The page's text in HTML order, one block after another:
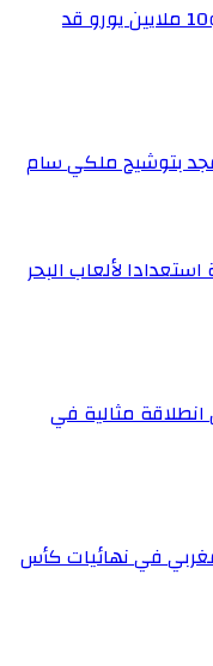
برشلونة يعيد فتح ملف أوناحي.. و10 ملايين يورو قد
بتوشيح ملكي سام
لألعاب البحر
مثالية في
في نهائيات كأس